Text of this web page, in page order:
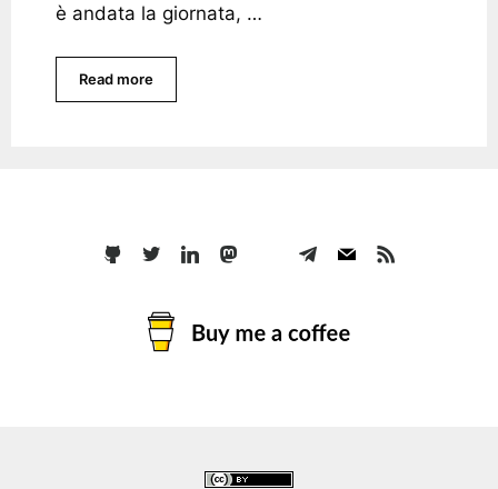
è andata la giornata, …
Read more